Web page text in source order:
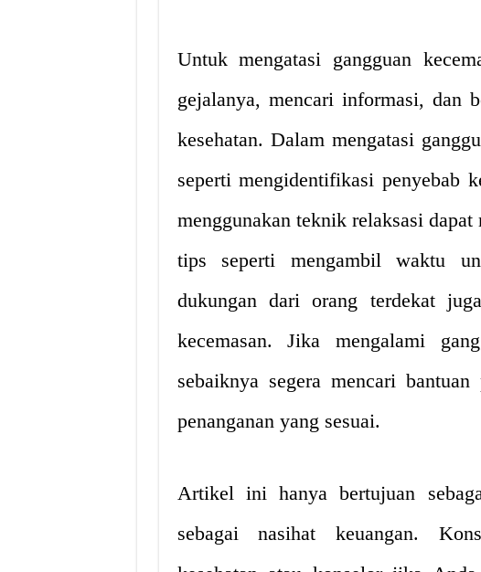
Untuk mengatasi gangguan
gejalanya, mencari informasi, dan
kesehatan. Dalam mengatasi
seperti mengidentifikasi penyebab
menggunakan teknik relaksasi
tips seperti mengambil waktu
dukungan dari orang terdekat
kecemasan. Jika mengalami
sebaiknya segera mencari
penanganan yang sesuai.
Artikel ini hanya bertujuan
sebagai nasihat keuangan.